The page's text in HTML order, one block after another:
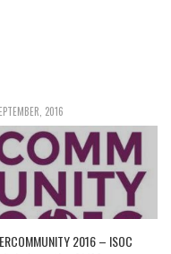
2016
2016 – ISOC